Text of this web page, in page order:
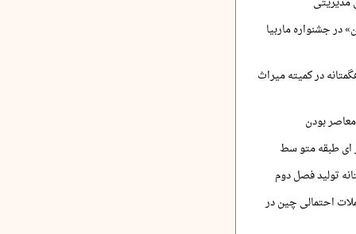
در جشنواره ماربیا
در کمیته میراث
بودن
ای طبقه متو سط
تولید فصل دوم
احتمالی چین در